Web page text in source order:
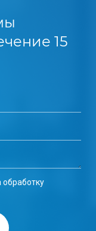
15
обработку